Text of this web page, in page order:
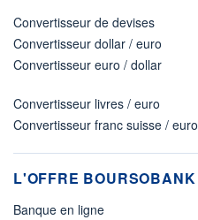
Convertisseur de devises
Convertisseur dollar / euro
Convertisseur euro / dollar
Convertisseur livres / euro
Convertisseur franc suisse / euro
L'OFFRE BOURSOBANK
Banque en ligne